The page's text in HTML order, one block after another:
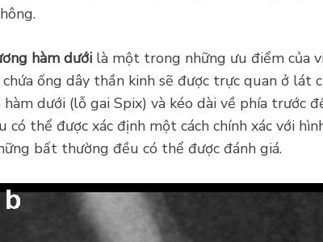
hàm dưới là một trong những ưu điểm của
ống dây thần kinh sẽ được trực quan ở lát
dưới (lỗ gai Spix) và kéo dài về phía trước
thể được xác định một cách chính xác với
bất thường đều có thể được đánh giá.